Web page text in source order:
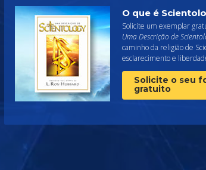
O que é
Solicite um exemplar
Uma Descrição de
caminho da religião de
esclarecimento e
Solicite o seu
gratuito